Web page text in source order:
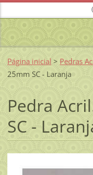
Página inicial > Pedras
25mm SC - Laranja
Pedra
SC -